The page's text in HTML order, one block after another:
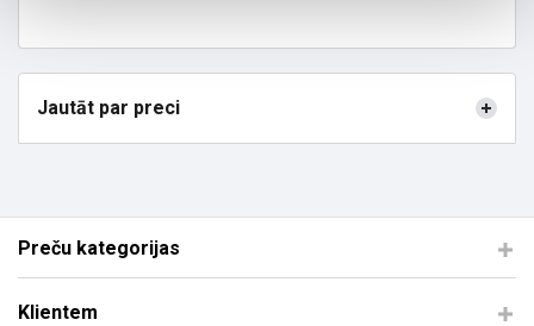
Jautāt par preci
Preču kategorijas
Klientem